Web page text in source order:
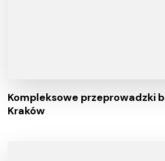
Kompleksowe przeprowadzki
Kraków